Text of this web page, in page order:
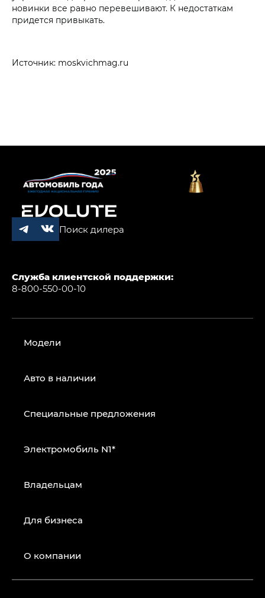
новинки все равно перевешивают. К недостаткам
придется привыкать.
Источник: moskvichmag.ru
Поиск дилера
Служба клиентской поддержки:
8-800-550-00-10
Модели
Авто в наличии
Специальные предложения
Электромобиль N1*
Владельцам
Для бизнеса
О компании